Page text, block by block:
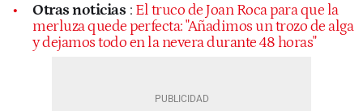
Otras noticias : El truco de Joan Roca para que la
merluza quede perfecta: "Añadimos un trozo de alga
y dejamos todo en la nevera durante 48 horas"